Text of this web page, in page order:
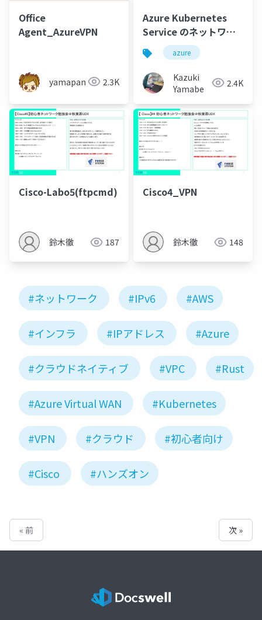
Office
Agent_AzureVPN
yamapan 2.3K
Azure Kubernetes
Service のネットワー
ク全般をいい感じに理
解する
azure
Kazuki
Yamabe
2.4K
Cisco-Labo5(ftpcmd)
鈴木徹 187
Cisco4_VPN
鈴木徹 148
#ネットワーク #IPv6 #AWS
#インフラ #IPアドレス #Azure
#クラウドネイティブ #VPC #Rust
#Azure Virtual WAN #Kubernetes
#VPN #クラウド #初心者向け
#Cisco #ハンズオン
« 前 次 »